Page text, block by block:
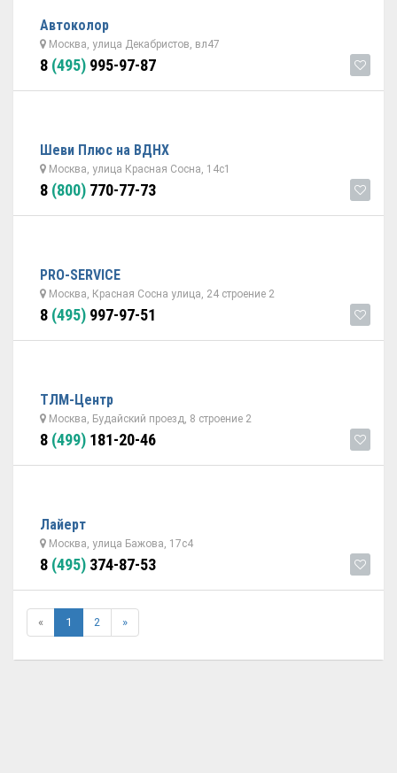
Автоколор
Москва, улица Декабристов, вл47
8 (495) 995-97-87
Шеви Плюс на ВДНХ
Москва, улица Красная Сосна, 14с1
8 (800) 770-77-73
PRO-SERVICE
Москва, Красная Сосна улица, 24 строение 2
8 (495) 997-97-51
ТЛМ-Центр
Москва, Будайский проезд, 8 строение 2
8 (499) 181-20-46
Лайерт
Москва, улица Бажова, 17с4
8 (495) 374-87-53
« 1 2 »